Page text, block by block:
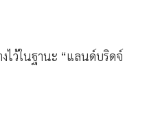
ไว้ในฐานะ “แลนด์บริดจ์